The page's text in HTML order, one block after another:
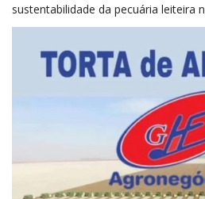
sustentabilidade da pecuária leiteira